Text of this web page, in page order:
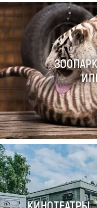
КИНОТЕАТРЫ,